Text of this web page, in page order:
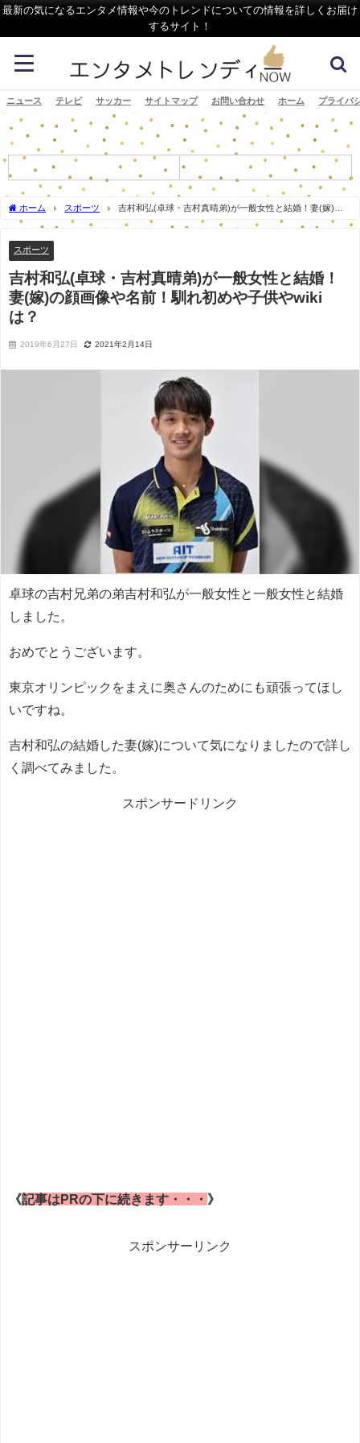
最新の気になるエンタメ情報や今のトレンドについての情報を詳しくお届け
するサイト！
ニュース テレビ サッカー サイトマップ お問い合わせ ホーム プライバ
ホーム スポーツ
吉村和弘(卓球・吉村真晴弟)が一般女性と結婚！妻(嫁)の
顔画像や名前！馴れ初めや子供やwikiは？
スポーツ
吉村和弘(卓球・吉村真晴弟)が一般女性と結婚！
妻(嫁)の顔画像や名前！馴れ初めや子供やwiki
は？
2019年6月27日 2021年2月14日
卓球の吉村兄弟の弟吉村和弘が一般女性と一般女性と結婚
しました。
おめでとうございます。
東京オリンピックをまえに奥さんのためにも頑張ってほし
いですね。
吉村和弘の結婚した妻(嫁)について気になりましたので詳し
く調べてみました。
スポンサードリンク
《記事はPRの下に続きます・・・ 》
スポンサーリンク